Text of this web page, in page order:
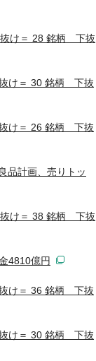
け＝ 28 銘柄 下抜
け＝ 30 銘柄 下抜
け＝ 26 銘柄 下抜
計画、売りトッ
け＝ 38 銘柄 下抜
4810億円
け＝ 36 銘柄 下抜
け＝ 30 銘柄 下抜